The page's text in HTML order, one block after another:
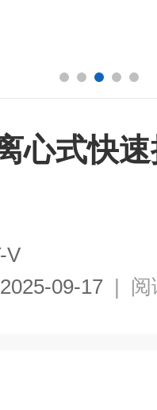
心式快
V
2025-09-17 | 阅